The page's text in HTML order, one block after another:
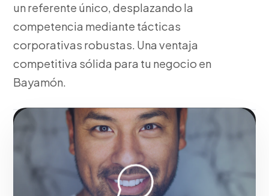
un referente único, desplazando la
competencia mediante tácticas
corporativas robustas. Una ventaja
competitiva sólida para tu negocio en
Bayamón.
Trabajando junto a ti, investigación de
entorno competitivo y levantamiento de
requerimientos. Consolidando el liderazgo digital en